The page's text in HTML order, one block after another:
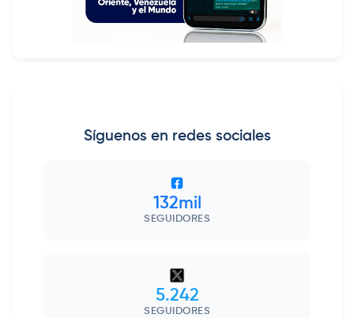
Síguenos en redes sociales
132mil
SEGUIDORES
5.242
SEGUIDORES